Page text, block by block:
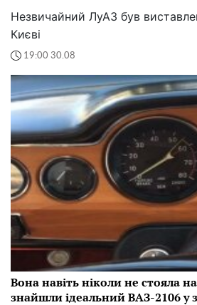
Незвичайний ЛуАЗ був
Києві
19:00 30.08
Вона навіть ніколи не стояла
знайшли ідеальний ВАЗ-2106 у